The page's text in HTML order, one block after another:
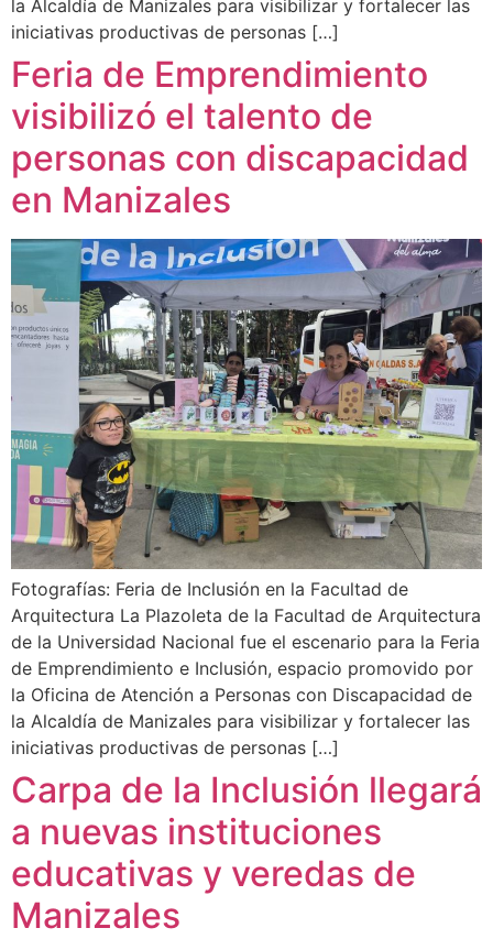
la Alcaldía de Manizales para visibilizar y fortalecer las
iniciativas productivas de personas […]
Feria de Emprendimiento
visibilizó el talento de
personas con discapacidad
en Manizales
Fotografías: Feria de Inclusión en la Facultad de
Arquitectura La Plazoleta de la Facultad de Arquitectura
de la Universidad Nacional fue el escenario para la Feria
de Emprendimiento e Inclusión, espacio promovido por
la Oficina de Atención a Personas con Discapacidad de
la Alcaldía de Manizales para visibilizar y fortalecer las
iniciativas productivas de personas […]
Carpa de la Inclusión llegará
a nuevas instituciones
educativas y veredas de
Manizales